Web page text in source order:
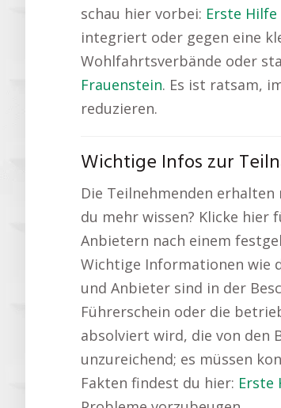
schau hier vorbei: Erste Hilfe
integriert oder gegen eine
Wohlfahrtsverbände oder
Frauenstein. Es ist ratsam,
reduzieren.
Wichtige Infos zur
Die Teilnehmenden
du mehr wissen? Klicke hier
Anbietern nach einem
Wichtige Informationen wie
und Anbieter sind in der
Führerschein oder die
absolviert wird, die von den
unzureichend; es müssen
Fakten findest du hier: Erste